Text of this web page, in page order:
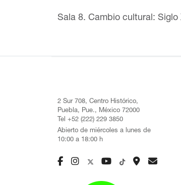
Sala 8. Cambio cultural: Siglo
2 Sur 708, Centro Histórico,
Puebla, Pue., México 72000
Tel +52 (222) 229 3850
Abierto de miércoles a lunes de
10:00 a 18:00 h